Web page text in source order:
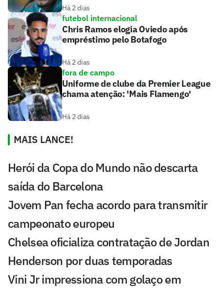
Há 2 dias
futebol internacional
Chris Ramos elogia Oviedo após
empréstimo pelo Botafogo
Há 2 dias
fora de campo
Uniforme de clube da Premier League
chama atenção: 'Mais Flamengo'
Há 2 dias
MAIS LANCE!
Herói da Copa do Mundo não descarta
saída do Barcelona
Jovem Pan fecha acordo para transmitir
campeonato europeu
Chelsea oficializa contratação de Jordan
Henderson por duas temporadas
Vini Jr impressiona com golaço em